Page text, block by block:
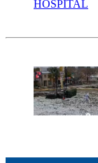
HOSPITAL